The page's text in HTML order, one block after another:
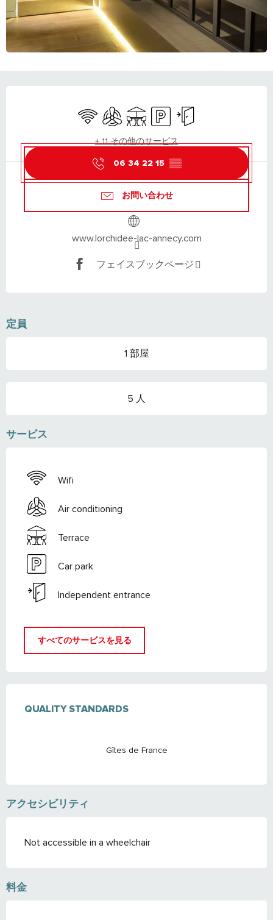
Wifi Air conditioning
TerraceCar parkIndependent entrance
+ 11 その他のサービス
06 34 22 15 ▒▒
お問い合わせ
www.lorchidee-lac-annecy.com
フェイスブックページ
定員
1 部屋
5 人
サービス
Wifi
Air conditioning
Terrace
Car park
Independent entrance
すべてのサービスを見る
QUALITY STANDARDS
QUALITY STANDARDS
Gîtes de France
アクセシビリティ
Not accessible in a wheelchair
料金